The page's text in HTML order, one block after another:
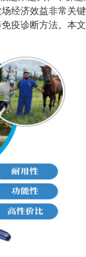
经济效益非常关
疫诊断方法。本